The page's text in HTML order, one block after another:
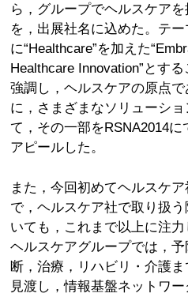
ら，グループでヘルスケア
を，出展社名に込めた。テ
に“Healthcare”を加えた
Healthcare Innovation”とす
強調し，ヘルスケアの原点
に，さまざまなソリューシ
て，その一部をRSNA2014
アピールした。
また，今回初めてヘルスケ
で，ヘルスケア社で取り扱
いても，これまで以上に注
ヘルスケアグループでは，
断，治療，リハビリ・介護
見渡し，情報基盤ネットワ